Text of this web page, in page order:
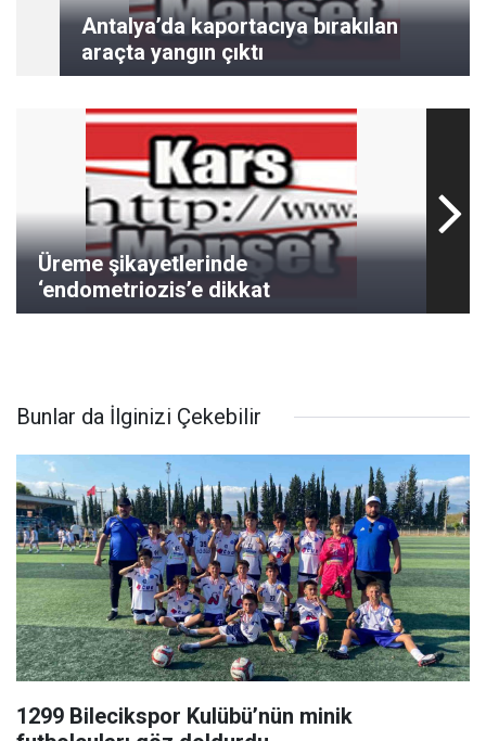
Antalya’da kaportacıya bırakılan
araçta yangın çıktı
Üreme şikayetlerinde
‘endometriozis’e dikkat
Bunlar da İlginizi Çekebilir
1299 Bilecikspor Kulübü’nün minik